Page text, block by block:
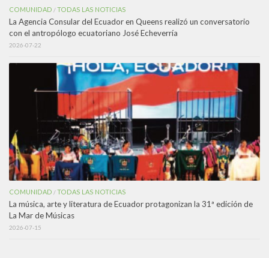
COMUNIDAD /TODAS LAS NOTICIAS
La Agencia Consular del Ecuador en Queens realizó un conversatorio
con el antropólogo ecuatoriano José Echeverría
2026-07-22
COMUNIDAD /TODAS LAS NOTICIAS
La música, arte y literatura de Ecuador protagonizan la 31ª edición de
La Mar de Músicas
2026-07-15